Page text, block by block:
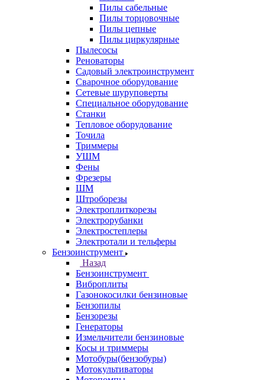
Пилы сабельные
Пилы торцовочные
Пилы цепные
Пилы циркулярные
Пылесосы
Реноваторы
Садовый электроинструмент
Сварочное оборудование
Сетевые шуруповерты
Специальное оборудование
Станки
Тепловое оборудование
Точила
Триммеры
УШМ
Фены
Фрезеры
ШМ
Штроборезы
Электроплиткорезы
Электрорубанки
Электростеплеры
Электротали и тельферы
Бензоинструмент
Назад
Бензоинструмент
Виброплиты
Газонокосилки бензиновые
Бензопилы
Бензорезы
Генераторы
Измельчители бензиновые
Косы и триммеры
Мотобуры(бензобуры)
Мотокультиваторы